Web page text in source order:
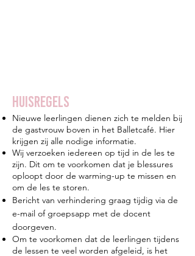
Huisregels
Nieuwe leerlingen dienen zich te melden bij
de gastvrouw boven in het Balletcafé. Hier
krijgen zij alle nodige informatie.
Wij verzoeken iedereen op tijd in de les te
zijn. Dit om te voorkomen dat je blessures
oploopt door de warming-up te missen en
om de les te storen.
Bericht van verhindering graag tijdig via de
e-mail of groepsapp met de docent
doorgeven.
Om te voorkomen dat de leerlingen tijdens
de lessen te veel worden afgeleid, is het